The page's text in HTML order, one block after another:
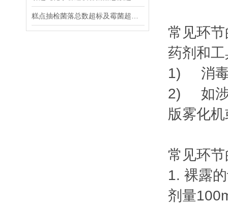
常见环
药剂和
1) 消毒
2) 如涉
版雾化
常见环
1. 裸露
剂量